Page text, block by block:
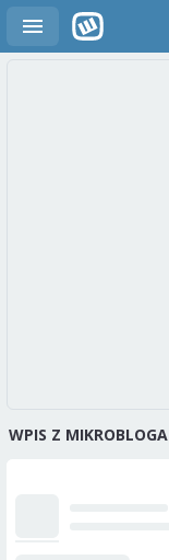
WPIS Z MIKROBLOGA